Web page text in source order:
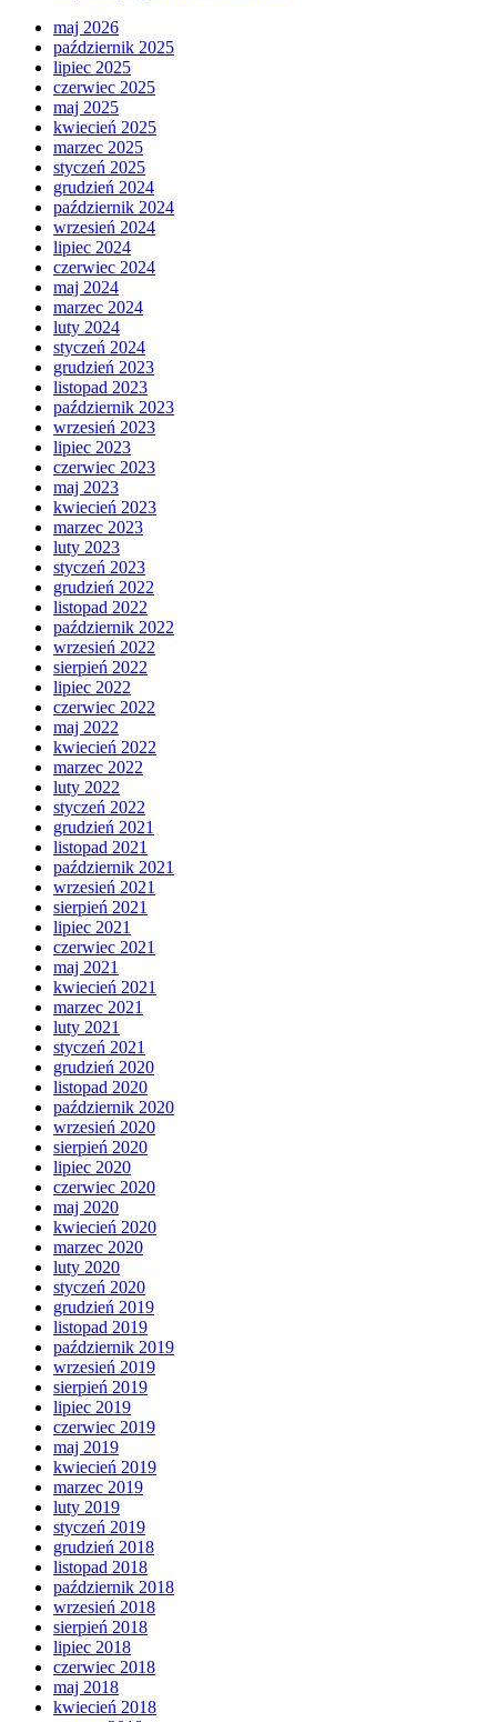
maj 2026
październik 2025
lipiec 2025
czerwiec 2025
maj 2025
kwiecień 2025
marzec 2025
styczeń 2025
grudzień 2024
październik 2024
wrzesień 2024
lipiec 2024
czerwiec 2024
maj 2024
marzec 2024
luty 2024
styczeń 2024
grudzień 2023
listopad 2023
październik 2023
wrzesień 2023
lipiec 2023
czerwiec 2023
maj 2023
kwiecień 2023
marzec 2023
luty 2023
styczeń 2023
grudzień 2022
listopad 2022
październik 2022
wrzesień 2022
sierpień 2022
lipiec 2022
czerwiec 2022
maj 2022
kwiecień 2022
marzec 2022
luty 2022
styczeń 2022
grudzień 2021
listopad 2021
październik 2021
wrzesień 2021
sierpień 2021
lipiec 2021
czerwiec 2021
maj 2021
kwiecień 2021
marzec 2021
luty 2021
styczeń 2021
grudzień 2020
listopad 2020
październik 2020
wrzesień 2020
sierpień 2020
lipiec 2020
czerwiec 2020
maj 2020
kwiecień 2020
marzec 2020
luty 2020
styczeń 2020
grudzień 2019
listopad 2019
październik 2019
wrzesień 2019
sierpień 2019
lipiec 2019
czerwiec 2019
maj 2019
kwiecień 2019
marzec 2019
luty 2019
styczeń 2019
grudzień 2018
listopad 2018
październik 2018
wrzesień 2018
sierpień 2018
lipiec 2018
czerwiec 2018
maj 2018
kwiecień 2018